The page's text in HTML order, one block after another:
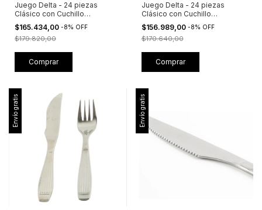
Juego Delta - 24 piezas
Clásico con Cuchillo
Tradicional + Caja Visora
$165.434,00 -8% OFF
$179.820,00
Juego Delta - 24 piezas
Clásico con Cuchillo
Tradicional
$156.989,00 -8% OFF
$170.640,00
Envío gratis Envío gratis